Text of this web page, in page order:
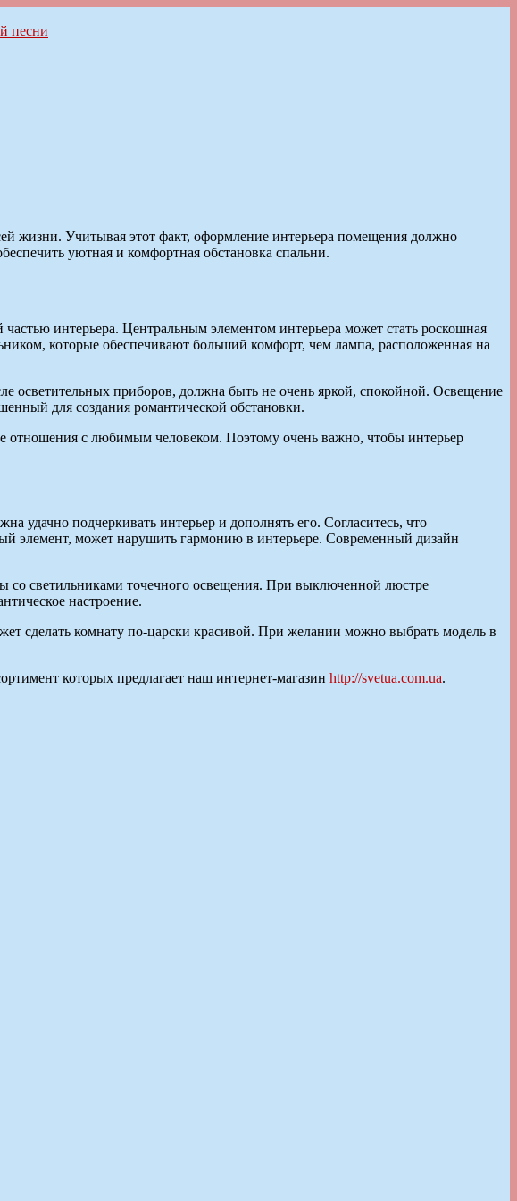
жизни. Учитывая этот факт, оформление интерьера помещения должно
уютная и комфортная обстановка спальни.
интерьера. Центральным элементом интерьера может стать роскошная
которые обеспечивают больший комфорт, чем лампа, расположенная на
осветительных приборов, должна быть не очень яркой, спокойной. Освещение
для создания романтической обстановки.
отношения с любимым человеком. Поэтому очень важно, чтобы интерьер
подчеркивать интерьер и дополнять его. Согласитесь, что
элемент, может нарушить гармонию в интерьере. Современный дизайн
со светильниками точечного освещения. При выключенной люстре
настроение.
сделать комнату по-царски красивой. При желании можно выбрать модель в
которых предлагает наш интернет-магазин http://svetua.com.ua.